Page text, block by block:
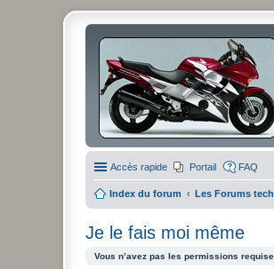
Accès rapide Portail FAQ
Index du forum Les Forums
Je le fais moi même
Vous n’avez pas les permissions